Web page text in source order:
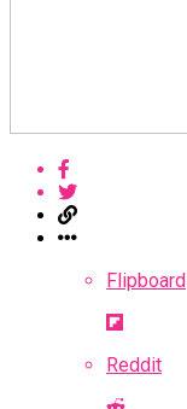
Flipboard
Reddit